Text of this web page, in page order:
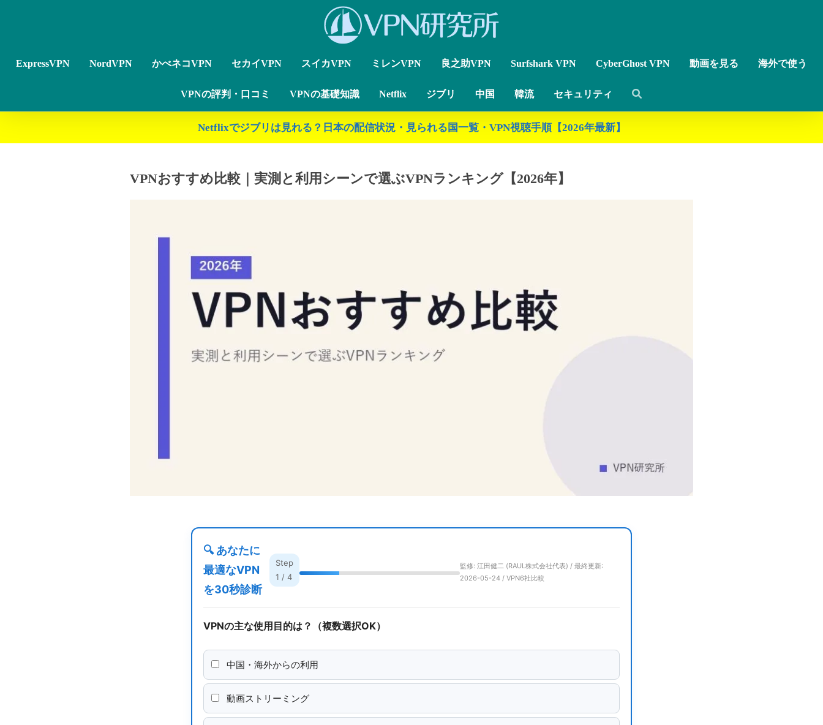
ExpressVPN NordVPN かべネコVPN セカイVPN スイカVPN ミレンVPN 良之助VPN Surfshark VPN CyberGhost VPN 動画を見る 海外で使う
VPNの評判・口コミ VPNの基礎知識 Netflix ジブリ 中国 韓流 セキュリティ
Netflixでジブリは見れる？日本の配信状況・見られる国一覧・VPN視聴手順【2026年最新】
VPNおすすめ比較｜実測と利用シーンで選ぶVPNランキング【2026年】
🔍 あなたに
最適なVPN
を30秒診断
Step
1 / 4
監修: 江田健二 (RAUL株式会社代表) / 最終更新:
2026-05-24 / VPN6社比較
VPNの主な使用目的は？（複数選択OK）
中国・海外からの利用
動画ストリーミング